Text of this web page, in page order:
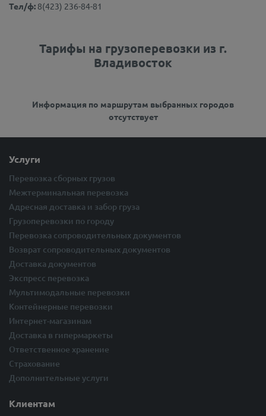
Тел/ф: 8(423) 236-84-81
Тарифы на грузоперевозки из г.
Владивосток
Информация по маршрутам выбранных городов
отсутствует
Услуги
Перевозка сборных грузов
Межтерминальная перевозка
Адресная доставка и забор груза
Грузоперевозки по городу
Перевозка сопроводительных документов
Возврат сопроводительных документов
Доставка документов
Экспресс перевозка
Мультимодальные перевозки
Контейнерные перевозки
Интернет-магазинам
Доставка в гипермаркеты
Ответственное хранение
Страхование
Дополнительные услуги
Клиентам